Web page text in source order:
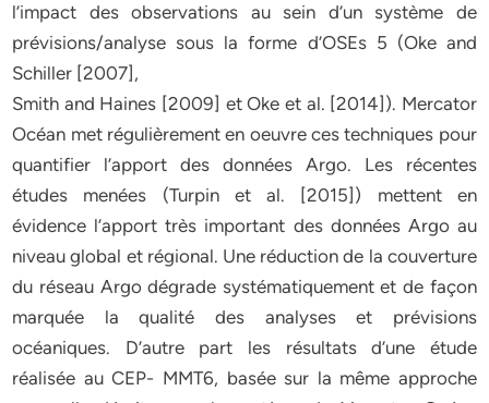
l’impact des observations au sein d’un système de
prévisions/analyse sous la forme d’OSEs 5 (Oke and
Schiller [2007],
Smith and Haines [2009] et Oke et al. [2014]). Mercator
Océan met régulièrement en oeuvre ces techniques pour
quantifier l’apport des données Argo. Les récentes
études menées (Turpin et al. [2015]) mettent en
évidence l’apport très important des données Argo au
niveau global et régional. Une réduction de la couverture
du réseau Argo dégrade systématiquement et de façon
marquée la qualité des analyses et prévisions
océaniques. D’autre part les résultats d’une étude
réalisée au CEP- MMT6, basée sur la même approche